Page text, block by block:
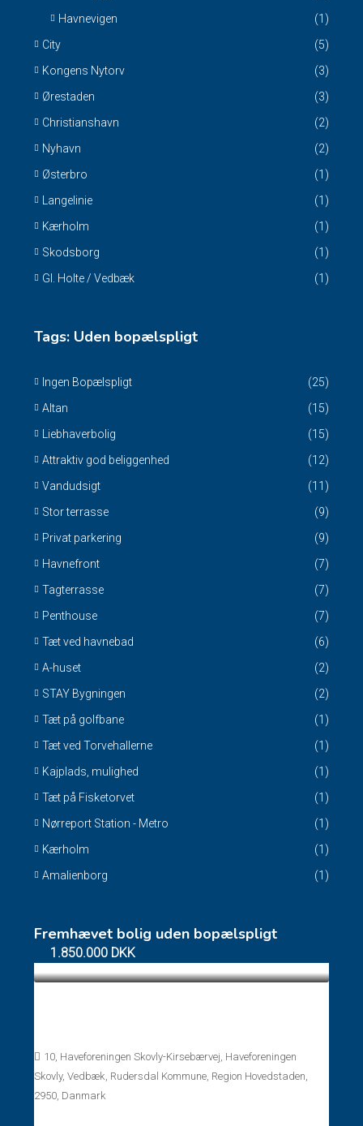
Havnevigen
(1)
City
(5)
Kongens Nytorv
(3)
Ørestaden
(3)
Christianshavn
(2)
Nyhavn
(2)
Østerbro
(1)
Langelinie
(1)
Kærholm
(1)
Skodsborg
(1)
Gl. Holte / Vedbæk
(1)
Tags: Uden bopælspligt
Ingen Bopælspligt
(25)
Altan
(15)
Liebhaverbolig
(15)
Attraktiv god beliggenhed
(12)
Vandudsigt
(11)
Stor terrasse
(9)
Privat parkering
(9)
Havnefront
(7)
Tagterrasse
(7)
Penthouse
(7)
Tæt ved havnebad
(6)
A-huset
(2)
STAY Bygningen
(2)
Tæt på golfbane
(1)
Tæt ved Torvehallerne
(1)
Kajplads, mulighed
(1)
Tæt på Fisketorvet
(1)
Nørreport Station - Metro
(1)
Kærholm
(1)
Amalienborg
(1)
Fremhævet bolig uden bopælspligt
1.850.000 DKK
10, Haveforeningen Skovly-Kirsebærvej, Haveforeningen
Skovly, Vedbæk, Rudersdal Kommune, Region Hovedstaden,
2950, Danmark